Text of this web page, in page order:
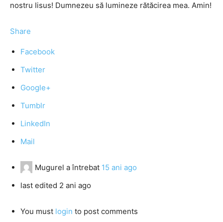
nostru Iisus! Dumnezeu să lumineze rătăcirea mea. Amin!
Share
Facebook
Twitter
Google+
Tumblr
LinkedIn
Mail
Mugurel a întrebat 15 ani ago
last edited 2 ani ago
You must login to post comments